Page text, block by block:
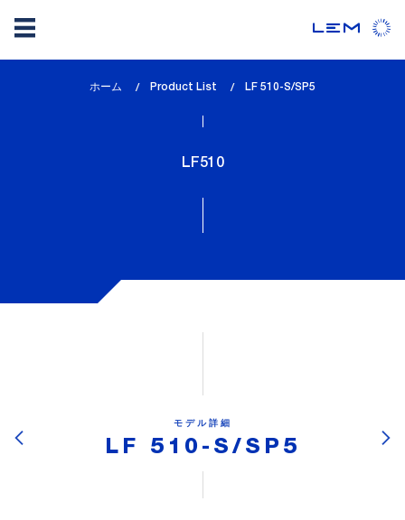
動
ホーム Product List
lem_current_page
LF 510-S/SP5
LF510
モデル詳細
LF 510-S/SP5